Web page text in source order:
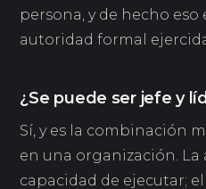
persona, y de hecho eso
autoridad formal
¿Se puede ser jefe y
Sí, y es la combinación
en una organización.
capacidad de ejecutar;